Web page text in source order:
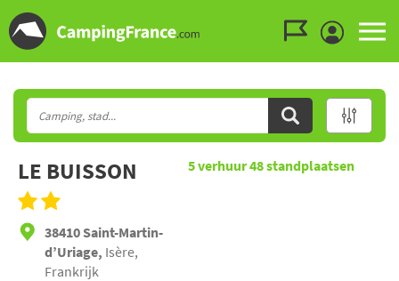
LE BUISSON
38410 Saint-Martin-
d’Uriage, Isère,
Frankrijk
5verhuur48standplaatsen